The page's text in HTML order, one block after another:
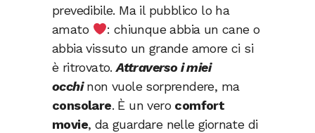
prevedibile. Ma il pubblico lo ha
amato
: chiunque abbia un cane o
abbia vissuto un grande amore ci si
è ritrovato.Attraverso i miei
occhinon vuole sorprendere, ma
consolare. È un vero comfort
movie, da guardare nelle giornate di